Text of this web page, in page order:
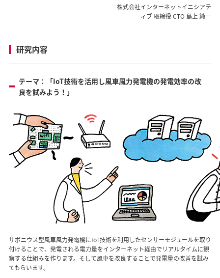
株式会社インターネットイニシアテ
ィブ 取締役 CTO 島上 純一
研究内容
テーマ：「IoT技術を活用し風車風力発電機の発電効率の改
良を試みよう！」
サボニウス型風車風力発電機にIoT技術を利用したセンサーモジュールを取り
付けることで、発電される電力量をインターネット経由でリアルタイムに観
察する仕組みを作ります。そして風車を改良することで発電量の改善を試み
てもらいます。